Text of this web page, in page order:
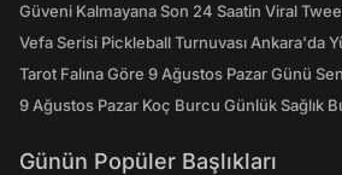
Güveni Kalmayana Son 24 Saatin Viral
Vefa Serisi Pickleball Turnuvası Ankara'da
Tarot Falına Göre 9 Ağustos Pazar Günü
9 Ağustos Pazar Koç Burcu Günlük Sağlık
Günün Popüler Başlıkları